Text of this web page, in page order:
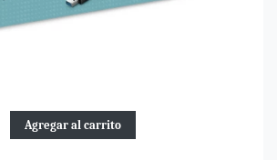
Agregar al carrito